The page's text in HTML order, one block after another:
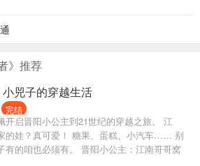
》推荐
兕子的穿越生活
完结
开启晋阳小公主到21世纪的穿越之旅。 江
的娃？真可爱！ 糖果、蛋糕、小汽车…… 别
有的咱也必须有。 晋阳小公主：江南哥哥窝